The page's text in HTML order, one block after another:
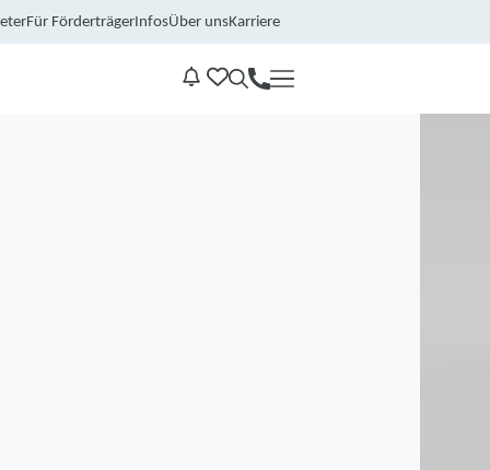
Für FörderträgerInfosÜber unsKarriere
Kontakt